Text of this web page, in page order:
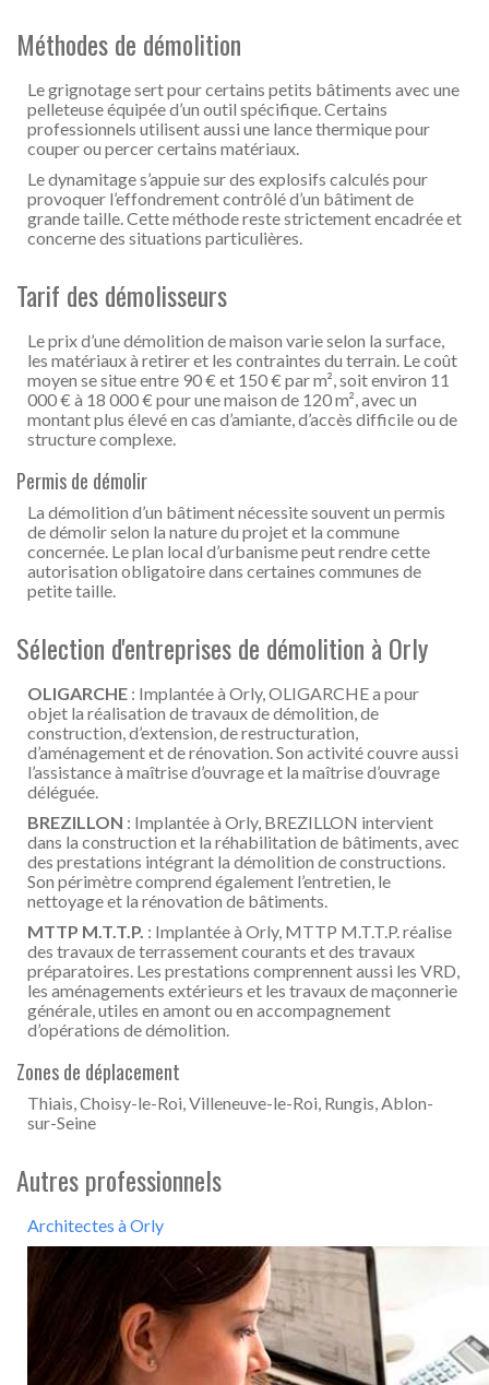
Méthodes de démolition
Le grignotage sert pour certains petits bâtiments avec une
pelleteuse équipée d’un outil spécifique. Certains
professionnels utilisent aussi une lance thermique pour
couper ou percer certains matériaux.
Le dynamitage s’appuie sur des explosifs calculés pour
provoquer l’effondrement contrôlé d’un bâtiment de
grande taille. Cette méthode reste strictement encadrée et
concerne des situations particulières.
Tarif des démolisseurs
Le prix d’une démolition de maison varie selon la surface,
les matériaux à retirer et les contraintes du terrain. Le coût
moyen se situe entre 90 € et 150 € par m², soit environ 11
000 € à 18 000 € pour une maison de 120 m², avec un
montant plus élevé en cas d’amiante, d’accès difficile ou de
structure complexe.
Permis de démolir
La démolition d’un bâtiment nécessite souvent un permis
de démolir selon la nature du projet et la commune
concernée. Le plan local d’urbanisme peut rendre cette
autorisation obligatoire dans certaines communes de
petite taille.
Sélection d'entreprises de démolition à Orly
OLIGARCHE : Implantée à Orly, OLIGARCHE a pour
objet la réalisation de travaux de démolition, de
construction, d’extension, de restructuration,
d’aménagement et de rénovation. Son activité couvre aussi
l’assistance à maîtrise d’ouvrage et la maîtrise d’ouvrage
déléguée.
BREZILLON : Implantée à Orly, BREZILLON intervient
dans la construction et la réhabilitation de bâtiments, avec
des prestations intégrant la démolition de constructions.
Son périmètre comprend également l’entretien, le
nettoyage et la rénovation de bâtiments.
MTTP M.T.T.P. : Implantée à Orly, MTTP M.T.T.P. réalise
des travaux de terrassement courants et des travaux
préparatoires. Les prestations comprennent aussi les VRD,
les aménagements extérieurs et les travaux de maçonnerie
générale, utiles en amont ou en accompagnement
d’opérations de démolition.
Zones de déplacement
Thiais, Choisy-le-Roi, Villeneuve-le-Roi, Rungis, Ablon-
sur-Seine
Autres professionnels
Architectes à Orly